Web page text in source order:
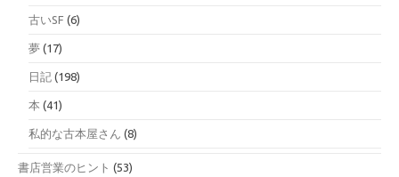
古いSF (6)
夢 (17)
日記 (198)
本 (41)
私的な古本屋さん (8)
書店営業のヒント (53)